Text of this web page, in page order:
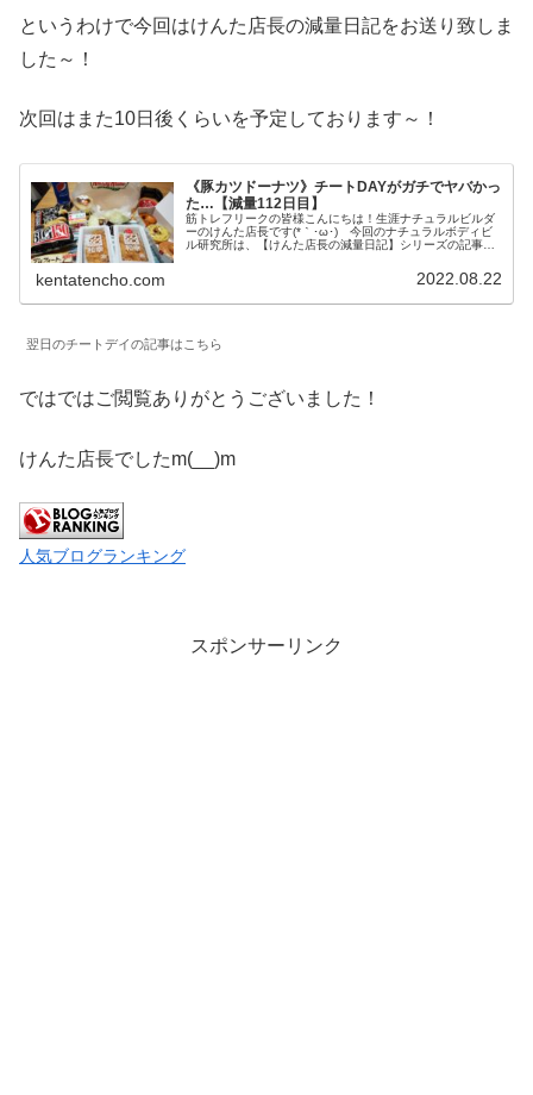
というわけで今回はけんた店長の減量日記をお送り致しま
した～！
次回はまた10日後くらいを予定しております～！
《豚カツドーナツ》チートDAYがガチでヤバかっ
た…【減量112日目】
筋トレフリークの皆様こんにちは！生涯ナチュラルビルダ
ーのけんた店長です(*｀･ω･)ゞ今回のナチュラルボディビ
ル研究所は、【けんた店長の減量日記】シリーズの記事を
kentatencho.com 2022.08.22
翌日のチートデイの記事はこちら
ではではご閲覧ありがとうございました！
けんた店長でしたm(__)m
人気ブログランキング
スポンサーリンク